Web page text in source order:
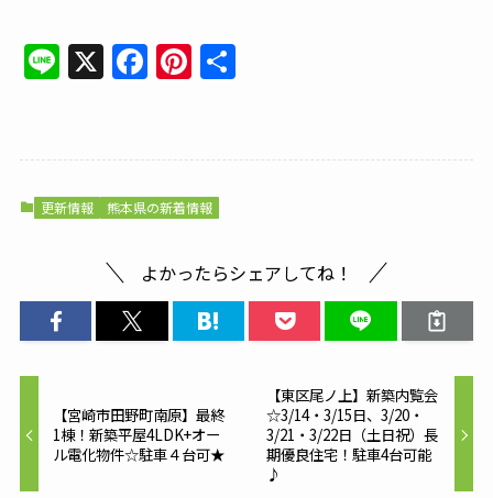
Line
X Facebook
Pinterest
共
更新情報 熊本県の新着情報
よかったらシェアしてね！
【宮崎市田野町南原】最終
1棟！新築平屋4LDK+オー
ル電化物件☆駐車４台可★
【東区尾ノ上】新築内覧会
☆3/14・3/15日、3/20・
3/21・3/22日（土日祝）長
期優良住宅！駐車4台可能
♪